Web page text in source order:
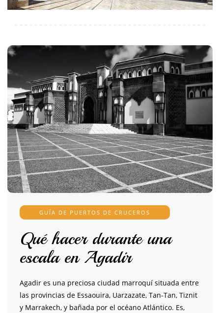
GUÍA DE PUERTOS DE CRUCEROS
Qué hacer durante una
escala en Agadir
Agadir es una preciosa ciudad marroquí situada entre
las provincias de Essaouira, Uarzazate, Tan-Tan, Tiznit
y Marrakech, y bañada por el océano Atlántico. Es,